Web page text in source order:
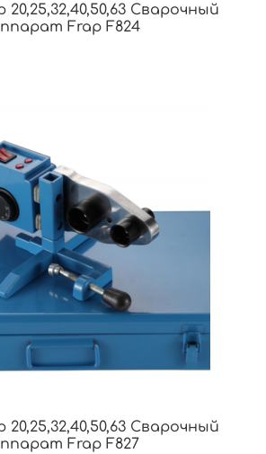
20,25,32,40,50,63 Сварочный
Frap F824
20,25,32,40,50,63 Сварочный
Frap F827